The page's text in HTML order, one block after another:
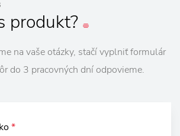
produkt?
na vaše otázky, stačí vyplniť formulár
do 3 pracovných dní odpovieme.
*